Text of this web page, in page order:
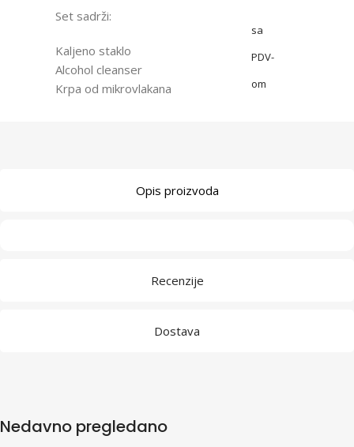
Set sadrži:
Kaljeno staklo
Alcohol cleanser
Krpa od mikrovlakana
sa
PDV-
om
Opis proizvoda
Recenzije
Dostava
Nedavno pregledano